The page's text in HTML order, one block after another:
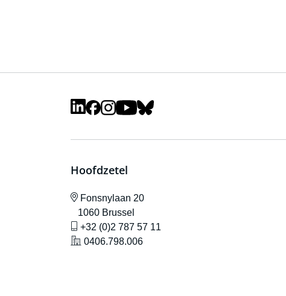
Hoofdzetel
icône de localisation
Fonsnylaan 20
1060 Brussel
icône de gsm
+32 (0)2 787 57 11
icône de localisation
0406.798.006